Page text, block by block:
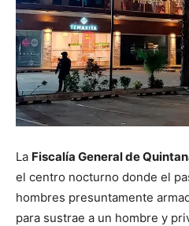
La Fiscalía General de
el centro nocturno donde el
hombres presuntamente
para sustrae a un hombre y